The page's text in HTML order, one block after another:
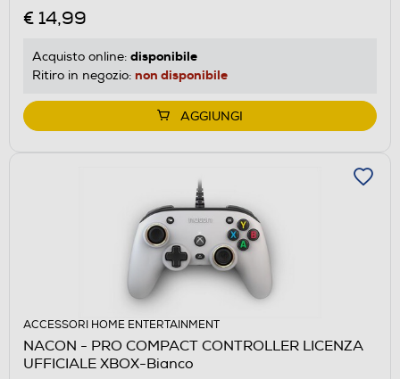
€ 14,99
Acquisto online: disponibile
Ritiro in negozio: non disponibile
AGGIUNGI
ACCESSORI HOME ENTERTAINMENT
NACON - PRO COMPACT CONTROLLER LICENZA
UFFICIALE XBOX-Bianco